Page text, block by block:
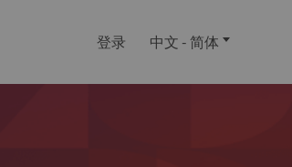
登录 中文 - 简体